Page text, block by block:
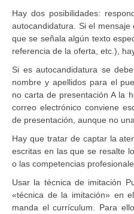
Hay dos posibilidades:
autocandidatura. Si el
que se señala algún texto
referencia de la oferta, etc.),
Si es autocandidatura se
nombre y apellidos para el
no carta de presentación A la
correo electrónico conviene
de presentación, aunque no
Hay que tratar de captar la
escritas en las que se resalte
o las competencias
Usar la técnica de imitación
«técnica de la imitación» en
manda el currículum. Para